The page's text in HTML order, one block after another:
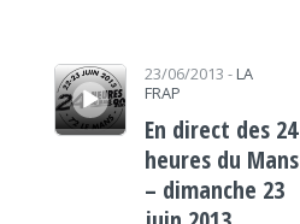
Lecteur audio 23/06/2013 - LA
FRAP
En direct des 24
heures du Mans
– dimanche 23